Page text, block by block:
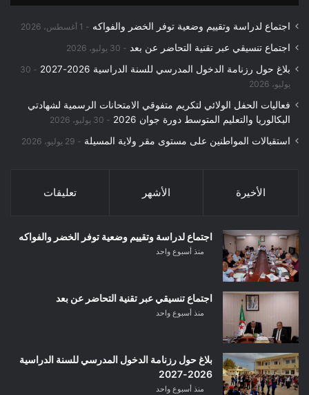
اجتماع لدراسة وتقييم وضعية توفر الخضر والفواكه 1 أغسطس، 2026
اجتماع تنسيقي عبر تقنية التحاضر عن بعد 30 يوليو، 2026
بلاغ حول رزنامة الدخول المدرسي للسنة الدراسية 2026-2027
30
يوليو، 2026
فعاليات الحفل الولائي لتكريم متفوقي الامتحانات الرسمية لشهادتي
البكالوريا والتعليم المتوسط دورة جوان 2026
30 يوليو، 2026
استقبالات المواطنين على مستوى مقر ولاية المسيلة 29 يوليو، 2026
الأخيرة الأشهر تعليقات
اجتماع لدراسة وتقييم وضعية توفر الخضر والفواكه
منذ أسبوع واحد
اجتماع تنسيقي عبر تقنية التحاضر عن بعد
منذ أسبوع واحد
بلاغ حول رزنامة الدخول المدرسي للسنة الدراسية
2026-2027
منذ أسبوع واحد